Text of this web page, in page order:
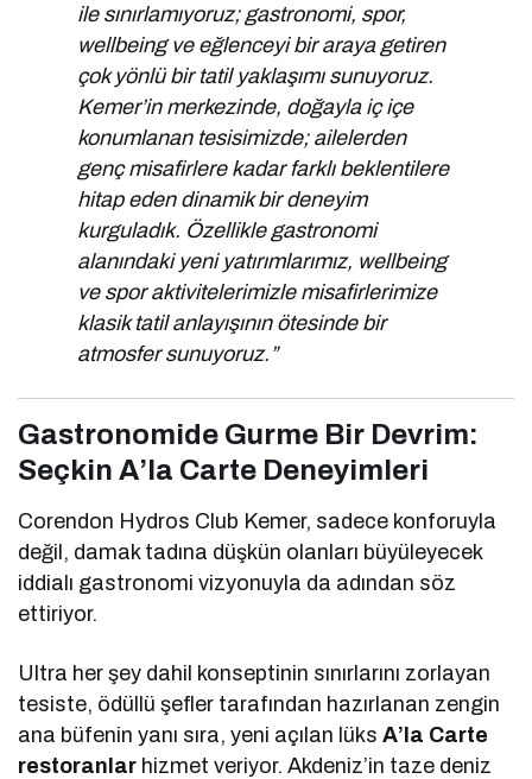
ile sınırlamıyoruz; gastronomi, spor,
wellbeing ve eğlenceyi bir araya getiren
çok yönlü bir tatil yaklaşımı sunuyoruz.
Kemer’in merkezinde, doğayla iç içe
konumlanan tesisimizde; ailelerden
genç misafirlere kadar farklı beklentilere
hitap eden dinamik bir deneyim
kurguladık. Özellikle gastronomi
alanındaki yeni yatırımlarımız, wellbeing
ve spor aktivitelerimizle misafirlerimize
klasik tatil anlayışının ötesinde bir
atmosfer sunuyoruz.”
Gastronomide Gurme Bir Devrim:
Seçkin A’la Carte Deneyimleri
Corendon Hydros Club Kemer, sadece konforuyla
değil, damak tadına düşkün olanları büyüleyecek
iddialı gastronomi vizyonuyla da adından söz
ettiriyor.
Ultra her şey dahil konseptinin sınırlarını zorlayan
tesiste, ödüllü şefler tarafından hazırlanan zengin
ana büfenin yanı sıra, yeni açılan lüksA’la Carte
restoranlar hizmet veriyor. Akdeniz’in taze deniz